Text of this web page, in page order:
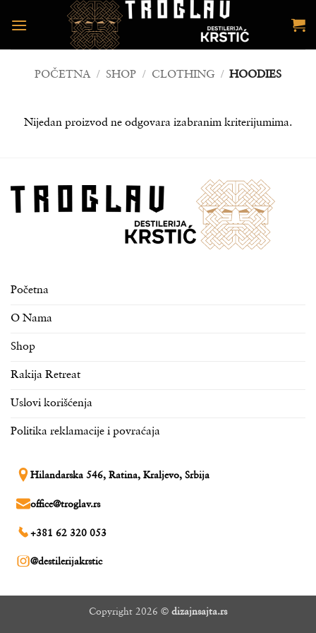
POČETNA / SHOP / CLOTHING / HOODIES
Nijedan proizvod ne odgovara izabranim kriterijumima.
Početna
O Nama
Shop
Rakija Retreat
Uslovi korišćenja
Politika reklamacije i povraćaja
Hilandarska 546, Ratina, Kraljevo, Srbija
office@troglav.rs
+381 62 320 053
@destilerijakrstic
Copyright 2026 © dizajnsajta.rs